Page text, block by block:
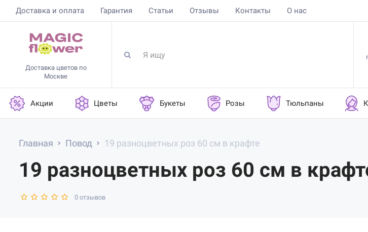
Доставка и оплата Гарантия Статьи Отзывы Контакты О нас
Доставка цветов по
Москве
Акции Цветы Букеты Розы Тюльпаны
Главная Повод 19 разноцветных роз 60 см в крафте
19 разноцветных роз 60 см в
0 отзывов